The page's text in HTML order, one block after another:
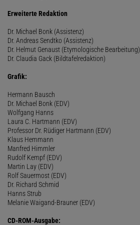
Erweiterte Redaktion
Dr. Michael Bonk (Assistenz)
Dr. Andreas Sendtko (Assistenz)
Dr. Helmut Genaust (Etymologische Bearbeitung)
Dr. Claudia Gack (Bildtafelredaktion)
Grafik:
Hermann Bausch
Dr. Michael Bonk (EDV)
Wolfgang Hanns
Laura C. Hartmann (EDV)
Professor Dr. Rüdiger Hartmann (EDV)
Klaus Hemmann
Manfred Himmler
Rudolf Kempf (EDV)
Martin Lay (EDV)
Rolf Sauermost (EDV)
Dr. Richard Schmid
Hanns Strub
Melanie Waigand-Brauner (EDV)
CD-ROM-Ausgabe: